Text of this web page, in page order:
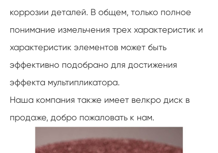
коррозии деталей. В общем, только полное
понимание измельчения трех характеристик и
характеристик элементов может быть
эффективно подобрано для достижения
эффекта мультипликатора.
Наша компания также имеет велкро диск в
продаже, добро пожаловать к нам.